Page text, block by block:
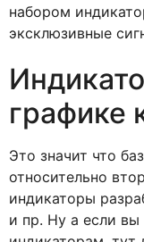
набором
эксклюзивные
графике
Это значит что
относительно
индикаторы
и пр. Ну а если вы